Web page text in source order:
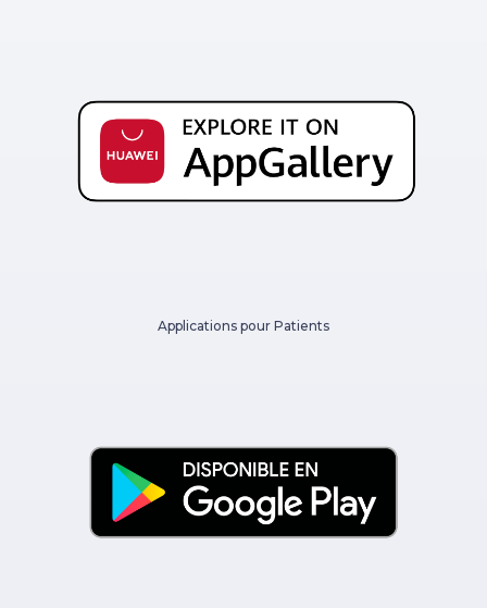
Applications pour Patients